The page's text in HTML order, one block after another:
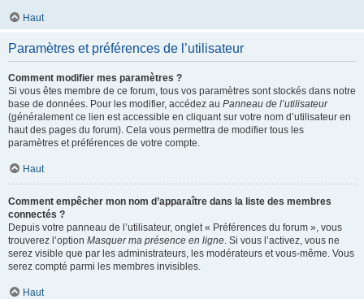
Haut
Paramètres et préférences de l’utilisateur
Comment modifier mes paramètres ?
Si vous êtes membre de ce forum, tous vos paramètres sont stockés dans notre
base de données. Pour les modifier, accédez au Panneau de l’utilisateur
(généralement ce lien est accessible en cliquant sur votre nom d’utilisateur en
haut des pages du forum). Cela vous permettra de modifier tous les
paramètres et préférences de votre compte.
Haut
Comment empêcher mon nom d’apparaître dans la liste des membres
connectés ?
Depuis votre panneau de l’utilisateur, onglet « Préférences du forum », vous
trouverez l’option Masquer ma présence en ligne. Si vous l’activez, vous ne
serez visible que par les administrateurs, les modérateurs et vous-même. Vous
serez compté parmi les membres invisibles.
Haut